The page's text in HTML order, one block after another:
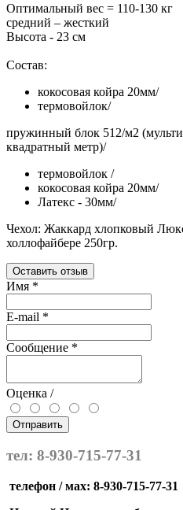
Оптимальный вес = 110-130 кг
средний – жесткий
Высота - 23 см
Состав:
кокосовая койра 20мм/
термовойлок/
пружинный блок 512/м2
квадратный метр)/
термовойлок /
кокосовая койра 20мм/
Латекс - 30мм/
Чехол: Жаккард хлопковый
холлофайбере 250гр.
Оставить отзыв
Имя *
E-mail *
Сообщение *
Оценка /
Отправить
тел: 8-930-715-77-31
телефон / мах: 8-930-715-77-31